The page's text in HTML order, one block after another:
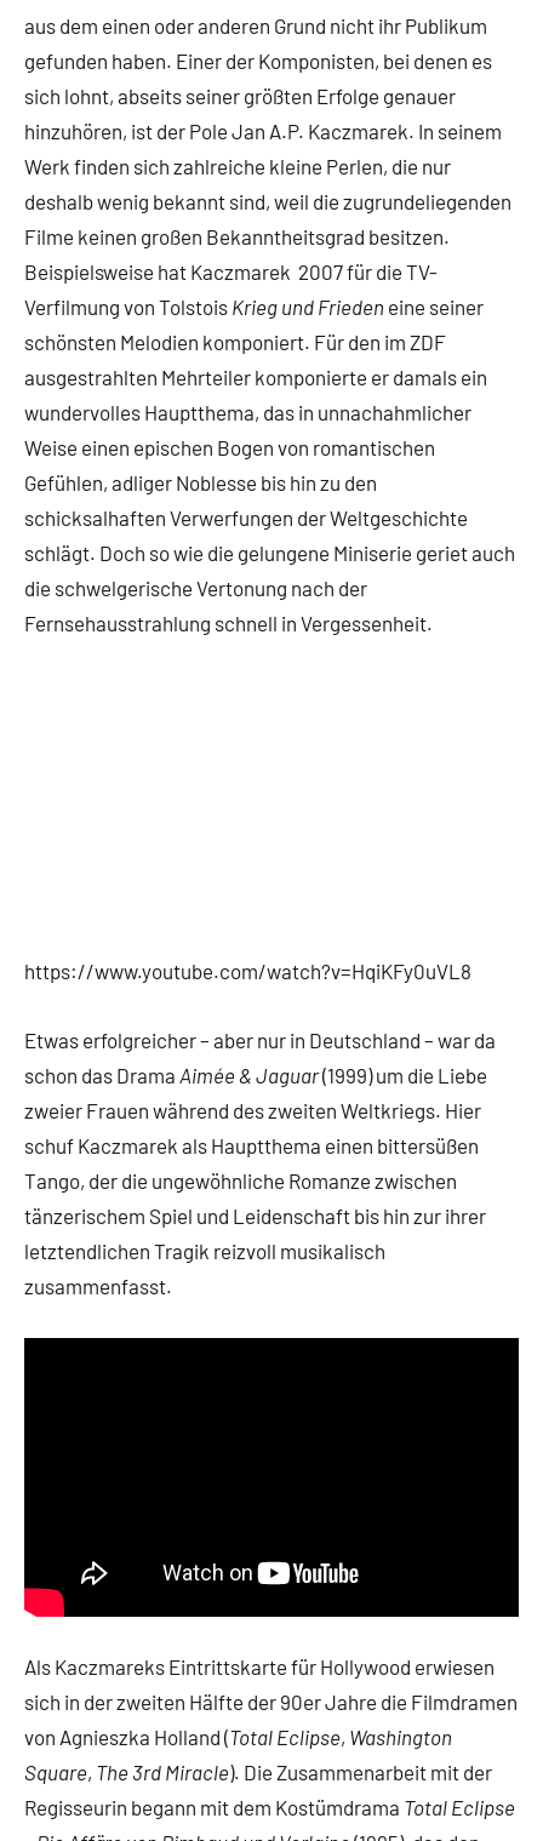
aus dem einen oder anderen Grund nicht ihr Publikum
gefunden haben. Einer der Komponisten, bei denen es
sich lohnt, abseits seiner größten Erfolge genauer
hinzuhören, ist der Pole Jan A.P. Kaczmarek. In seinem
Werk finden sich zahlreiche kleine Perlen, die nur
deshalb wenig bekannt sind, weil die zugrundeliegenden
Filme keinen großen Bekanntheitsgrad besitzen.
Beispielsweise hat Kaczmarek 2007 für die TV-
Verfilmung von Tolstois Krieg und Frieden eine seiner
schönsten Melodien komponiert. Für den im ZDF
ausgestrahlten Mehrteiler komponierte er damals ein
wundervolles Hauptthema, das in unnachahmlicher
Weise einen epischen Bogen von romantischen
Gefühlen, adliger Noblesse bis hin zu den
schicksalhaften Verwerfungen der Weltgeschichte
schlägt. Doch so wie die gelungene Miniserie geriet auch
die schwelgerische Vertonung nach der
Fernsehausstrahlung schnell in Vergessenheit.
https://www.youtube.com/watch?v=HqiKFy0uVL8
Etwas erfolgreicher – aber nur in Deutschland – war da
schon das Drama Aimée & Jaguar(1999) um die Liebe
zweier Frauen während des zweiten Weltkriegs. Hier
schuf Kaczmarek als Hauptthema einen bittersüßen
Tango, der die ungewöhnliche Romanze zwischen
tänzerischem Spiel und Leidenschaft bis hin zur ihrer
letztendlichen Tragik reizvoll musikalisch
zusammenfasst.
Als Kaczmareks Eintrittskarte für Hollywood erwiesen
sich in der zweiten Hälfte der 90er Jahre die Filmdramen
von Agnieszka Holland (Total Eclipse, Washington
Square, The 3rd Miracle). Die Zusammenarbeit mit der
Regisseurin begann mit dem Kostümdrama Total Eclipse